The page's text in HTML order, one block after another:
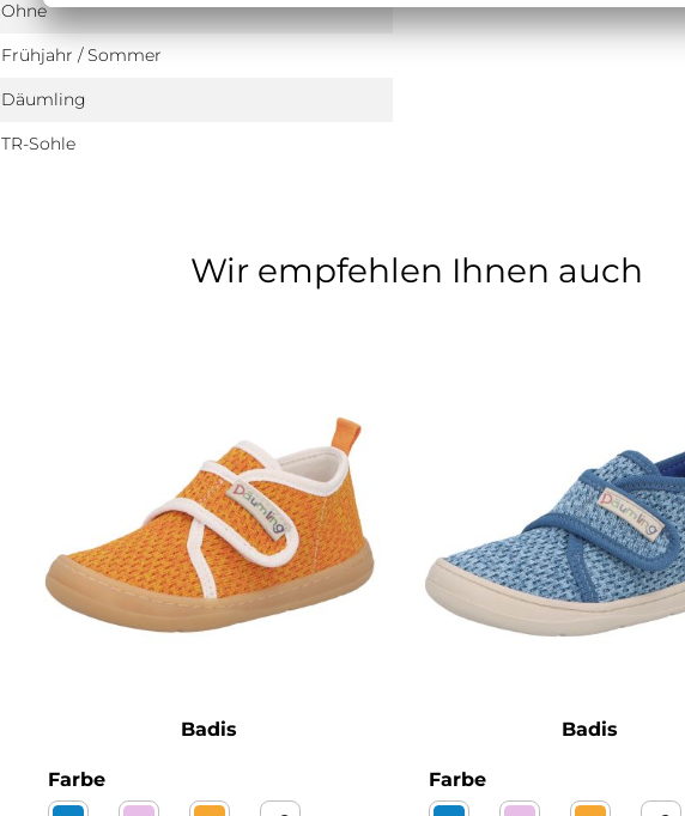
Ohne
Frühjahr / Sommer
Däumling
TR-Sohle
Wir empfehlen Ihnen auch
Badis
Farbeauswählen
Badis
Farbeauswählen